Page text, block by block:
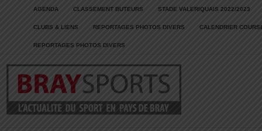
AGENDA CLASSEMENT BUTEURS STADE VALERIQUAIS 2022/2023
CLUBS & LIENS REPORTAGES PHOTOS DIVERS CALENDRIER
REPORTAGES PHOTOS DIVERS